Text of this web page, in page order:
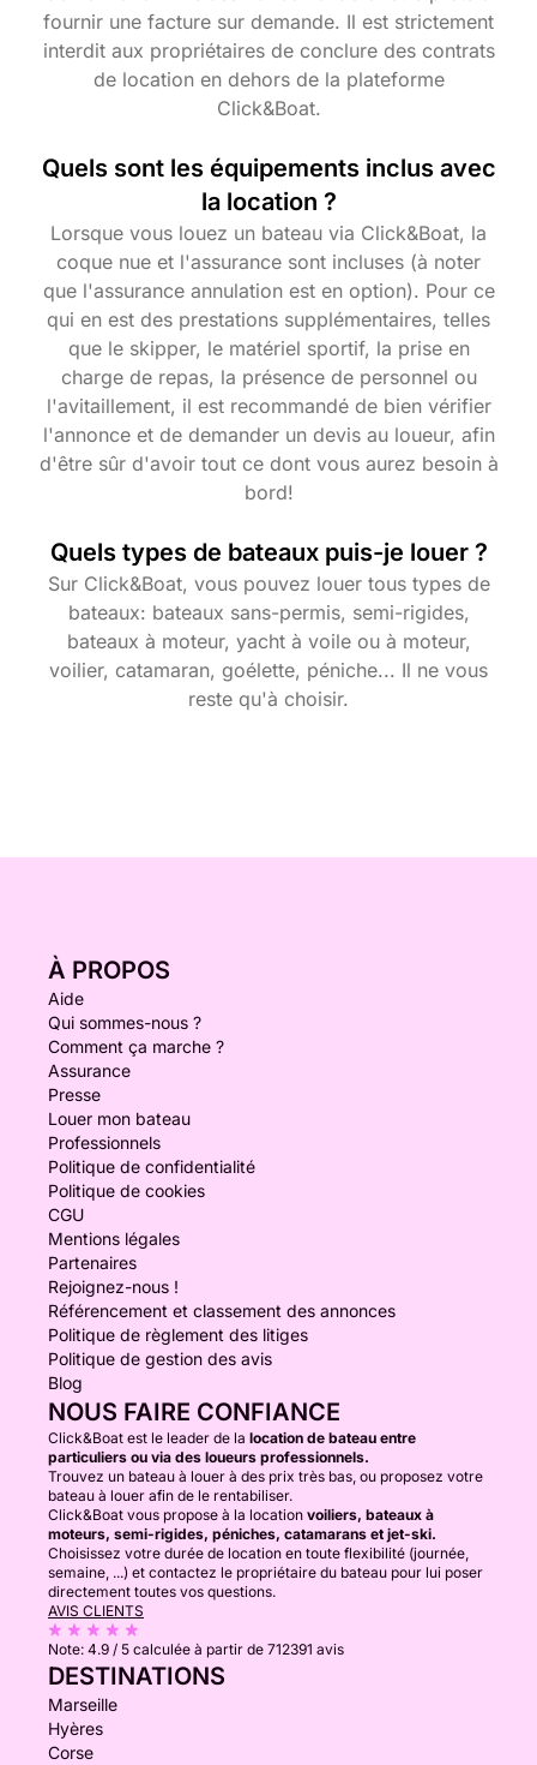
fournir une facture sur demande. Il est strictement
interdit aux propriétaires de conclure des contrats
de location en dehors de la plateforme
Click&Boat.
Quels sont les équipements inclus avec
la location ?
Lorsque vous louez un bateau via Click&Boat, la
coque nue et l'assurance sont incluses (à noter
que l'assurance annulation est en option). Pour ce
qui en est des prestations supplémentaires, telles
que le skipper, le matériel sportif, la prise en
charge de repas, la présence de personnel ou
l'avitaillement, il est recommandé de bien vérifier
l'annonce et de demander un devis au loueur, afin
d'être sûr d'avoir tout ce dont vous aurez besoin à
bord!
Quels types de bateaux puis-je louer ?
Sur Click&Boat, vous pouvez louer tous types de
bateaux: bateaux sans-permis, semi-rigides,
bateaux à moteur, yacht à voile ou à moteur,
voilier, catamaran, goélette, péniche... Il ne vous
reste qu'à choisir.
À PROPOS
Aide
Qui sommes-nous ?
Comment ça marche ?
Assurance
Presse
Louer mon bateau
Professionnels
Politique de confidentialité
Politique de cookies
CGU
Mentions légales
Partenaires
Rejoignez-nous !
Référencement et classement des annonces
Politique de règlement des litiges
Politique de gestion des avis
Blog
NOUS FAIRE CONFIANCE
Click&Boat est le leader de la location de bateau entre
particuliers ou via des loueurs professionnels.
Trouvez un bateau à louer à des prix très bas, ou proposez votre
bateau à louer afin de le rentabiliser.
Click&Boat vous propose à la location voiliers, bateaux à
moteurs, semi-rigides, péniches, catamarans et jet-ski.
Choisissez votre durée de location en toute flexibilité (journée,
semaine, ...) et contactez le propriétaire du bateau pour lui poser
directement toutes vos questions.
AVIS CLIENTS
Note: 4.9 / 5 calculée à partir de 712391 avis
DESTINATIONS
Marseille
Hyères
Corse